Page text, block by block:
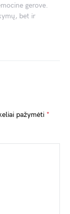
gerove.
bet ir
pažymėti *